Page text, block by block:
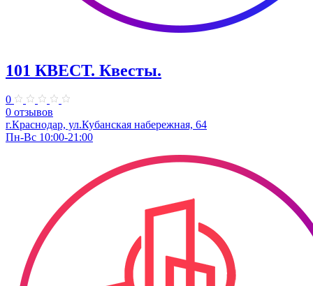
101 КВЕСТ. Квесты.
0
0 отзывов
г.Краснодар, ул.Кубанская набережная, 64
Пн-Вс 10:00-21:00